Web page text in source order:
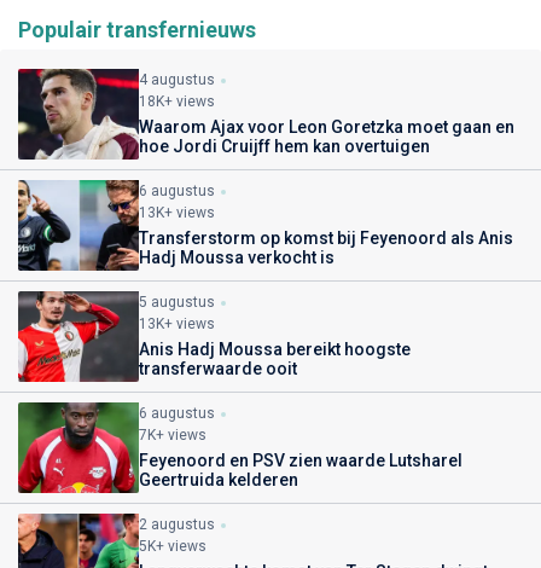
Populair transfernieuws
4 augustus
18K+ views
Waarom Ajax voor Leon Goretzka moet gaan en
hoe Jordi Cruijff hem kan overtuigen
6 augustus
13K+ views
Transferstorm op komst bij Feyenoord als Anis
Hadj Moussa verkocht is
5 augustus
13K+ views
Anis Hadj Moussa bereikt hoogste
transferwaarde ooit
6 augustus
7K+ views
Feyenoord en PSV zien waarde Lutsharel
Geertruida kelderen
2 augustus
5K+ views